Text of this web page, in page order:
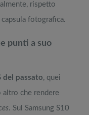
rispetto
capsula fotografica.
punti a suo
del passato, quei
altro che rendere
. Sul Samsung S10